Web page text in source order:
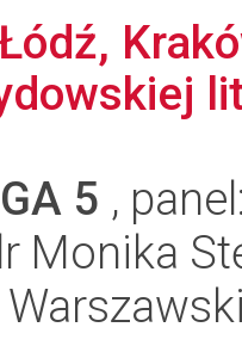
5 ,
Monika